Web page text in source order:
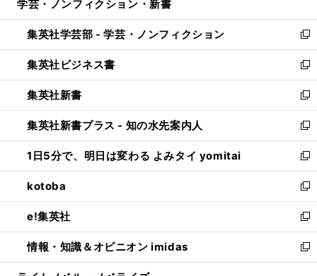
開
く
ウ
で
開
く
ン
ド
ウ
で
開
く
ウ
ィ
ン
ド
ウ
で
開
く
学芸・ノンフィクション・新書
集英社学芸部 - 学芸・ノンフィクション
新
し
い
ウ
ィ
ン
ド
ウ
で
開
く
集英社ビジネス書
新
し
い
ウ
ィ
ン
ド
ウ
で
開
く
集英社新書
新
し
い
ウ
ィ
ン
ド
ウ
で
開
く
集英社新書プラス - 知の水先案内人
新
し
い
ウ
ィ
ン
ド
ウ
で
開
1日5分で、明日は変わる よみタイ yomitai
新
し
い
ウ
ィ
ン
ド
ウ
kotoba
新
し
い
ウ
ィ
ン
e!集英社
新
し
い
ウ
情報・知識＆オピニオン imidas
新
し